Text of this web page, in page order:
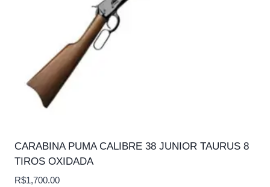
CARABINA PUMA CALIBRE 38 JUNIOR TAURUS 8
TIROS OXIDADA
R$1,700.00